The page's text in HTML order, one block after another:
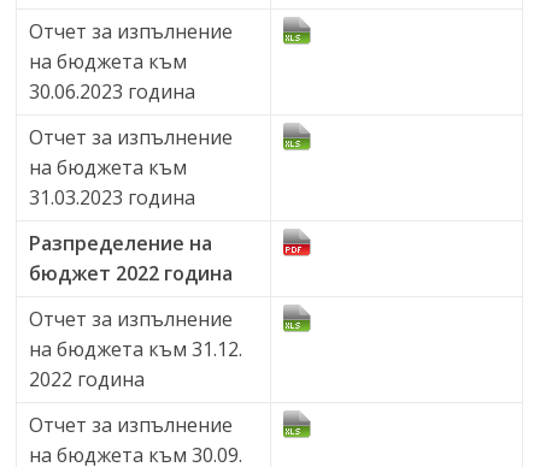
Отчет за изпълнение
на бюджета към
30.06.2023 година
Отчет за изпълнение
на бюджета към
31.03.2023 година
Разпределение на
бюджет 2022 година
Отчет за изпълнение
на бюджета към 31.12.
2022 година
Отчет за изпълнение
на бюджета към 30.09.